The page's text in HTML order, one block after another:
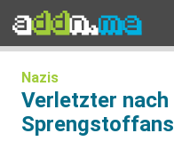
Nazis
Verletzter nach